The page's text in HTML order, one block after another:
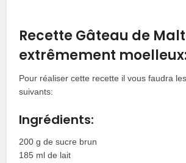
Recette Gâteau de
extrêmement
Pour réaliser cette recette il vous faudra
suivants:
Ingrédients:
200 g de sucre brun
185 ml de lait